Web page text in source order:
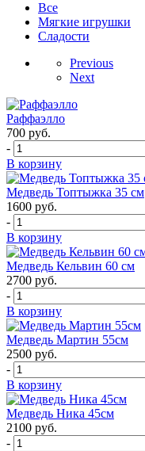
Все
Мягкие игрушки
Сладости
Previous
Next
Раффаэлло
700 руб.
-
В корзину
Медведь Топтыжка 35 см
1600 руб.
-
В корзину
Медведь Кельвин 60 см
2700 руб.
-
В корзину
Медведь Мартин 55см
2500 руб.
-
В корзину
Медведь Ника 45см
2100 руб.
-